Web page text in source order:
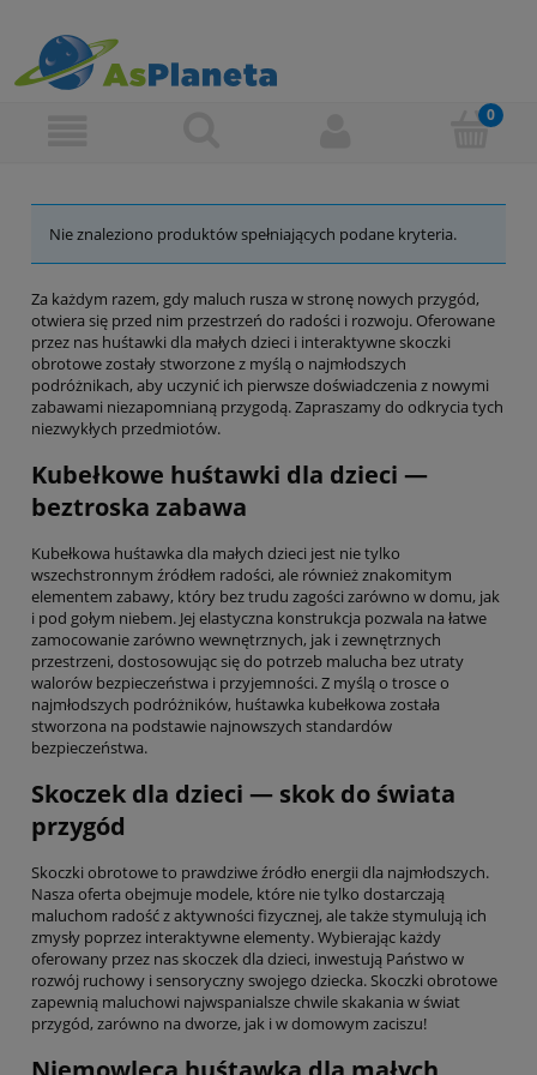
Nie znaleziono produktów spełniających podane kryteria.
Za każdym razem, gdy maluch rusza w stronę nowych przygód,
otwiera się przed nim przestrzeń do radości i rozwoju. Oferowane
przez nas huśtawki dla małych dzieci i interaktywne skoczki
obrotowe zostały stworzone z myślą o najmłodszych
podróżnikach, aby uczynić ich pierwsze doświadczenia z nowymi
zabawami niezapomnianą przygodą. Zapraszamy do odkrycia tych
niezwykłych przedmiotów.
Kubełkowe huśtawki dla dzieci —
beztroska zabawa
Kubełkowa huśtawka dla małych dzieci jest nie tylko
wszechstronnym źródłem radości, ale również znakomitym
elementem zabawy, który bez trudu zagości zarówno w domu, jak
i pod gołym niebem. Jej elastyczna konstrukcja pozwala na łatwe
zamocowanie zarówno wewnętrznych, jak i zewnętrznych
przestrzeni, dostosowując się do potrzeb malucha bez utraty
walorów bezpieczeństwa i przyjemności. Z myślą o trosce o
najmłodszych podróżników, huśtawka kubełkowa została
stworzona na podstawie najnowszych standardów
bezpieczeństwa.
Skoczek dla dzieci — skok do świata
przygód
Skoczki obrotowe to prawdziwe źródło energii dla najmłodszych.
Nasza oferta obejmuje modele, które nie tylko dostarczają
maluchom radość z aktywności fizycznej, ale także stymulują ich
zmysły poprzez interaktywne elementy. Wybierając każdy
oferowany przez nas skoczek dla dzieci, inwestują Państwo w
rozwój ruchowy i sensoryczny swojego dziecka. Skoczki obrotowe
zapewnią maluchowi najwspanialsze chwile skakania w świat
przygód, zarówno na dworze, jak i w domowym zaciszu!